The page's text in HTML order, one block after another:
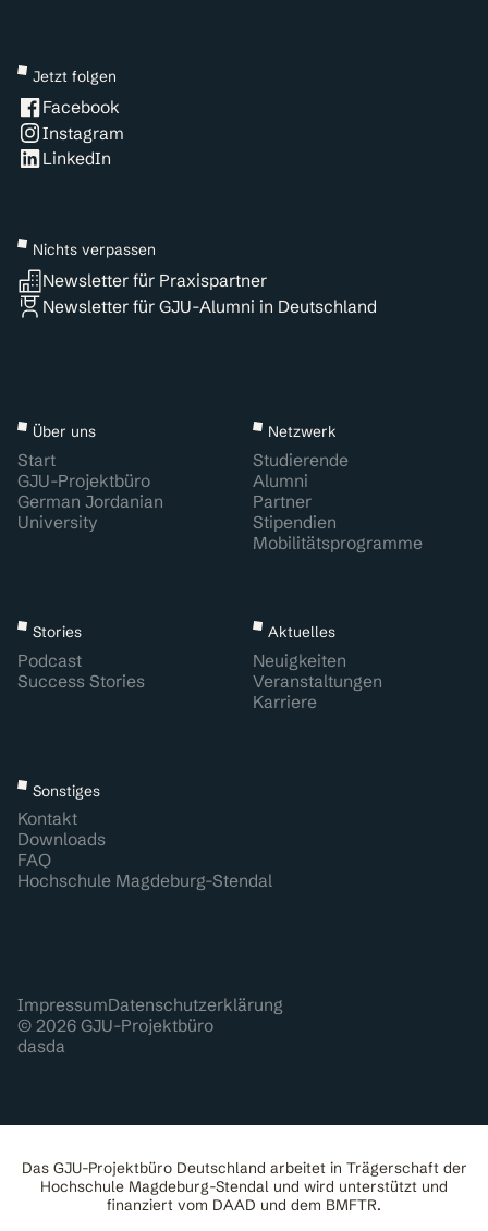
Jetzt folgen
Facebook
Instagram
LinkedIn
Nichts verpassen
Newsletter für Praxispartner
Newsletter für GJU-Alumni in Deutschland
Über uns
Start
GJU-Projektbüro
German Jordanian
University
Netzwerk
Studierende
Alumni
Partner
Stipendien
Mobilitätsprogramme
Stories
Podcast
Success Stories
Aktuelles
Neuigkeiten
Veranstaltungen
Karriere
Sonstiges
Kontakt
Downloads
FAQ
Hochschule Magdeburg-Stendal
© 2026 GJU-Projektbüro
ImpressumDatenschutzerklärung
dasda
Das GJU-Projektbüro Deutschland arbeitet in Trägerschaft der
Hochschule Magdeburg-Stendal und wird unterstützt und
finanziert vom DAAD und dem BMFTR.